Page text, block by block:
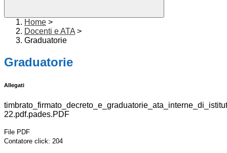
Home >
Docenti e ATA >
Graduatorie
Graduatorie
Allegati
22.pdf.pades.PDF
File PDF
Contatore click: 204